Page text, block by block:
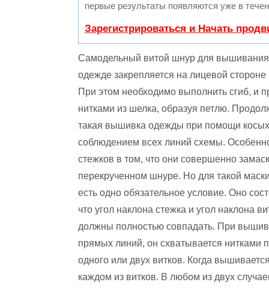
первые результаты появляются уже в
Зарегистрироваться и Начать
Самодельный витой шнур для
одежде закрепляется на лицевой стороне
При этом необходимо выполнить сгиб, и
нитками из шелка, образуя петлю.
такая вышивка одежды при помощи косых
соблюдением всех линий схемы.
стежков в том, что они совершенно
перекрученном шнуре. Но для такой
есть одно обязательное условие. Оно
что угол наклона стежка и угол наклона
должны полностью совпадать. При
прямых линий, он схватывается нитками
одного или двух витков. Когда
каждом из витков. В любом из двух